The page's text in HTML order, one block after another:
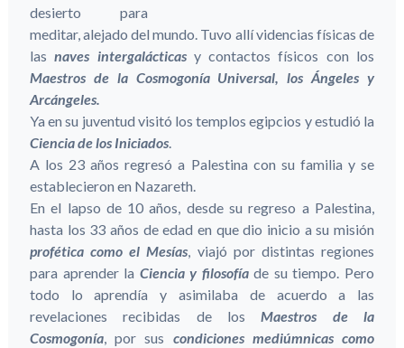
desierto para
meditar, alejado del mundo. Tuvo allí videncias físicas de
lasnaves intergalácticasy contactos físicos con los
Maestros de la Cosmogonía Universal, los Ángeles y
Arcángeles.
Ya en su juventud visitó los templos egipcios y estudió la
Ciencia de los Iniciados.
A los 23 años regresó a Palestina con su familia y se
establecieron en Nazareth.
En el lapso de 10 años, desde su regreso a Palestina,
hasta los 33 años de edad en que dio inicio a su misión
profética como el Mesías, viajó por distintas regiones
para aprender la Ciencia y filosofíade su tiempo. Pero
todo lo aprendía y asimilaba de acuerdo a las
revelaciones recibidas de losMaestros de la
Cosmogonía, por sus condiciones mediúmnicas como